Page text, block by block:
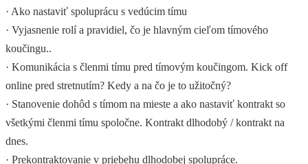
· Ako nastaviť spoluprácu s vedúcim tímu
· Vyjasnenie rolí a pravidiel, čo je hlavným cieľom tímového
koučingu..
· Komunikácia s členmi tímu pred tímovým koučingom. Kick off
online pred stretnutím? Kedy a na čo je to užitočný?
· Stanovenie dohôd s tímom na mieste a ako nastaviť kontrakt so
všetkými členmi tímu spoločne. Kontrakt dlhodobý / kontrakt na
dnes.
· Prekontraktovanie v priebehu dlhodobej spolupráce.